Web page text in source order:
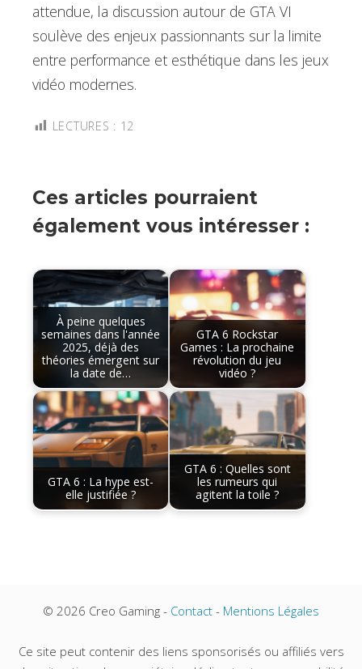
attendue, la discussion autour de GTA VI
soulève des enjeux passionnants sur la limite
entre performance et esthétique dans les jeux
vidéo modernes.
LECTURES : 12
Ces articles pourraient
également vous intéresser :
À peine quelques
semaines dans l'année
2025, déjà des
théories émergent sur
la date de…
GTA 6 Rockstar
Games : La prochaine
révolution du jeu
vidéo ?
GTA 6 : La hype est-
elle justifiée ?
GTA 6 : Quelles sont
les rumeurs qui
agitent la toile ?
© 2026 Creo Gaming - Contact - Mentions Légales
Ce site peut contenir des liens sponsorisés ou affiliés vers